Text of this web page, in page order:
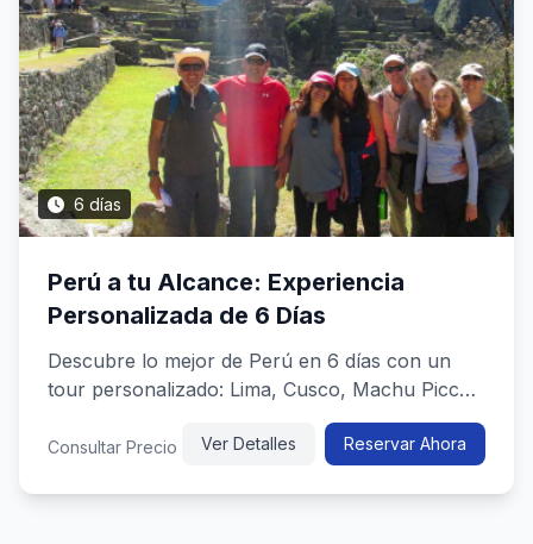
6 días
Perú a tu Alcance: Experiencia
Personalizada de 6 Días
Descubre lo mejor de Perú en 6 días con un
tour personalizado: Lima, Cusco, Machu Picchu
y más, combinando cultura, h...
Consultar Precio Ver Detalles Reservar Ahora